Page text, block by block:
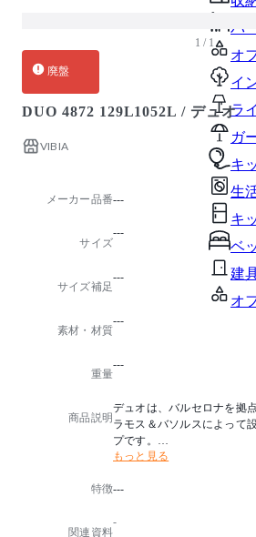
パ
オ
イ
ラ
ガ
キ
生
キ
ベ
建
オ
1 / 1
廃盤
DUO 4872 129L1052L / デュオ
VIBIA
メーカー品番---
サイズ
---
サイズ補足
---
素材・材質
---
重量
---
商品説明
デュオは、バルセロナを拠
ラモス＆バソルスによって
プです。
温かみのある木材と工業用
な素材のコントラストが特徴
ーク材が、緩やかに湾曲し
もっと見る
特徴---
関連資料
-